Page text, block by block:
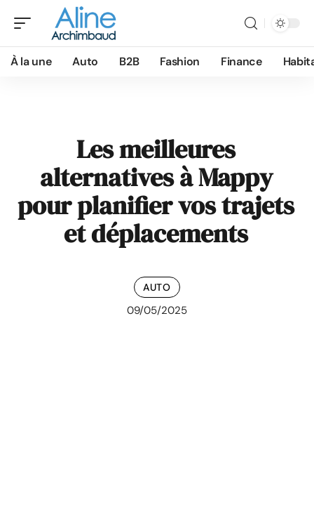
À la une Auto B2B Fashion Finance
Les meilleures
alternatives à Mappy
pour planifier vos trajets
et déplacements
AUTO
09/05/2025